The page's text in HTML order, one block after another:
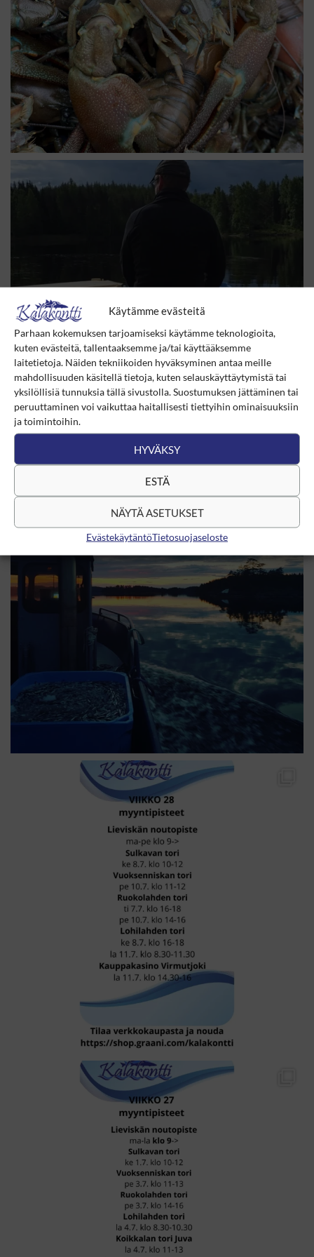
Käytämme evästeitä
Parhaan kokemuksen tarjoamiseksi käytämme teknologioita,
kuten evästeitä, tallentaaksemme ja/tai käyttääksemme
laitetietoja. Näiden tekniikoiden hyväksyminen antaa meille
mahdollisuuden käsitellä tietoja, kuten selauskäyttäytymistä tai
yksilöllisiä tunnuksia tällä sivustolla. Suostumuksen jättäminen tai
peruuttaminen voi vaikuttaa haitallisesti tiettyihin ominaisuuksiin
ja toimintoihin.
HYVÄKSY
ESTÄ
NÄYTÄ ASETUKSET
EvästekäytäntöTietosuojaseloste
Photo
View on Facebook Share
Kalakontti
5 days ago
Elokuun ensimmäinen viikko starttaa ja kalaa liikkuu
normaalin aikataulun mukaan Sulkavalle (3 krt/vko) ja
Puumalaan (ma-la).
Omat torikäynnit vähenee ja ne menee seuraavasti:
keskiviikkona 5.8. Sulkavan tori klo 10.30-12.00
perjantaina 7.8. Ruokolahden tori klo 14-16
View on Facebook